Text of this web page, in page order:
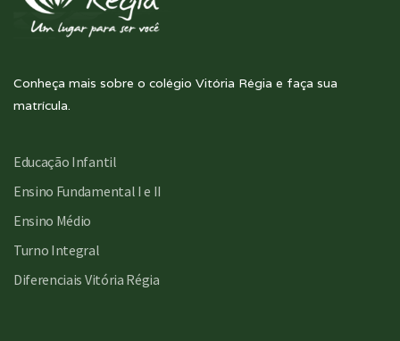
Conheça mais sobre o colégio Vitória Régia e faça sua
matrícula.
Educação Infantil
Ensino Fundamental I e II
Ensino Médio
Turno Integral
Diferenciais Vitória Régia